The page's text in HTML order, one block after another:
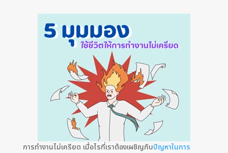
การทำงานไม่เครียด เมื่อไรที่เราต้องเผชิญกับปัญหาในการ